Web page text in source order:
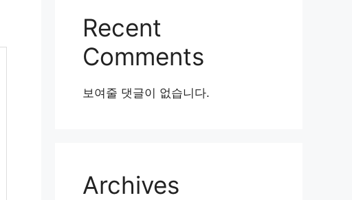
Recent
Comments
보여줄 댓글이 없습니다.
Archives